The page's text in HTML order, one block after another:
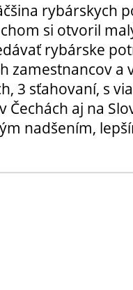
rybárskych
si otvoril
rybárske
zamestnancov a
3 sťahovaní, s
Čechách aj na
nadšením,